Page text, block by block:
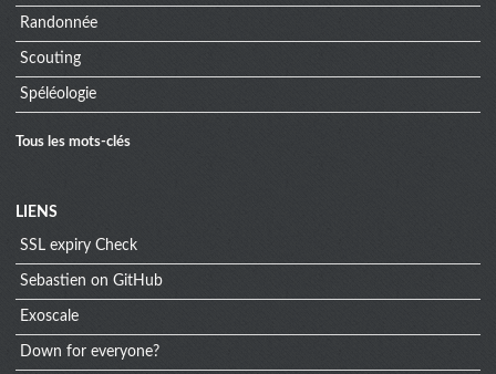
Randonnée
Scouting
Spéléologie
Tous les mots-clés
Menu
extra
LIENS
SSL expiry Check
Sebastien on GitHub
Exoscale
Down for everyone?